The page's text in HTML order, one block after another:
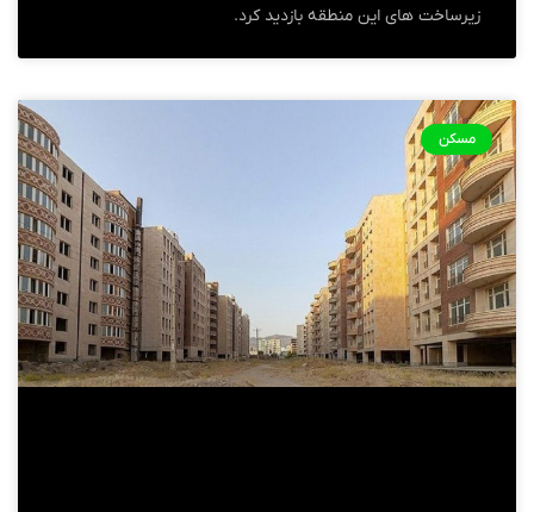
زیرساخت های این منطقه بازدید کرد.
مسکن